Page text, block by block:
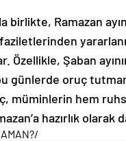
birlikte, Ramazan
Özellikle, Şaban
günlerde oruç
müminlerin hem
hazırlık
/